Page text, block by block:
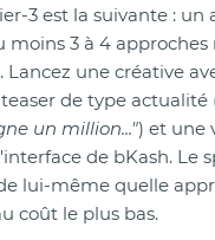
3 est la suivante : un
moins 3 à 4
Lancez une créative
de type actualité
un million...") et une
de bKash. Le
lui-même quelle
coût le plus bas.